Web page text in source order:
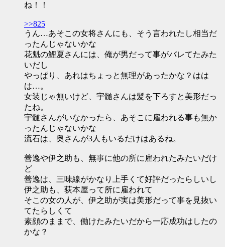
ね！！
>>825
うん…あそこの女将さんにも、そう言われたし相当だ
ったんじゃないかな
花魁の鯉夏さんには、俺が男だって事がバレてたみた
いだし
やっぱり、あれはちょっと無理があったかな？はは
は…。
女装じゃ無いけど、宇髄さんは髪を下ろすと美形だっ
たね。
宇髄さんがいなかったら、あそこに雇われる事も無か
ったんじゃないかな
流石は、奥さんが3人もいるだけはあるね。
善逸や伊之助も、無事に他の所に雇われたみたいだけ
ど
善逸は、三味線がかなり上手くて好評だったらしいし
伊之助も、荻本屋って所に雇われて
そこの女の人が、伊之助が実は美形だって事を見抜い
てたらしくて
素顔のままで、働けたみたいだから一応成功はしたの
かな？